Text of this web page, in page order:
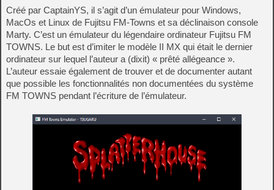
Créé par CaptainYS, il s’agit d’un émulateur pour Windows,
MacOs et Linux de Fujitsu FM-Towns et sa déclinaison console
Marty. C’est un émulateur du légendaire ordinateur Fujitsu FM
TOWNS. Le but est d’imiter le modèle II MX qui était le dernier
ordinateur sur lequel l’auteur a (dixit) « prêté allégeance ».
L’auteur essaie également de trouver et de documenter autant
que possible les fonctionnalités non documentées du système
FM TOWNS pendant l’écriture de l’émulateur.